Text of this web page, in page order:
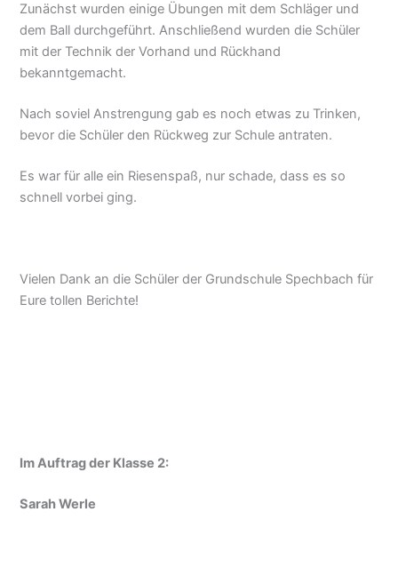
Zunächst wurden einige Übungen mit dem Schläger und
dem Ball durchgeführt. Anschließend wurden die Schüler
mit der Technik der Vorhand und Rückhand
bekanntgemacht.
Nach soviel Anstrengung gab es noch etwas zu Trinken,
bevor die Schüler den Rückweg zur Schule antraten.
Es war für alle ein Riesenspaß, nur schade, dass es so
schnell vorbei ging.
Vielen Dank an die Schüler der Grundschule Spechbach für
Eure tollen Berichte!
Im Auftrag der Klasse 2:
Sarah Werle